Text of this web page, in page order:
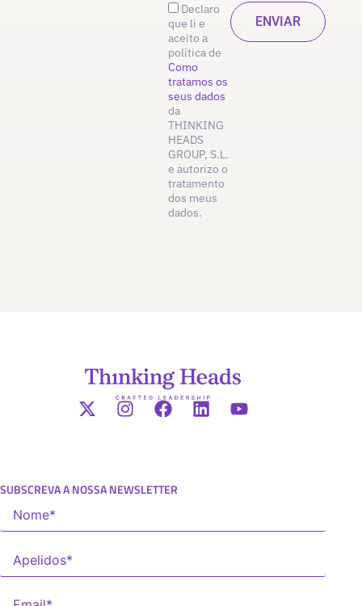
Declaro
que li e
aceito a
política de
Como
tratamos os
seus dados
da
THINKING
HEADS
GROUP, S.L.
e autorizo o
tratamento
dos meus
dados.
SUBSCREVA A NOSSA NEWSLETTER